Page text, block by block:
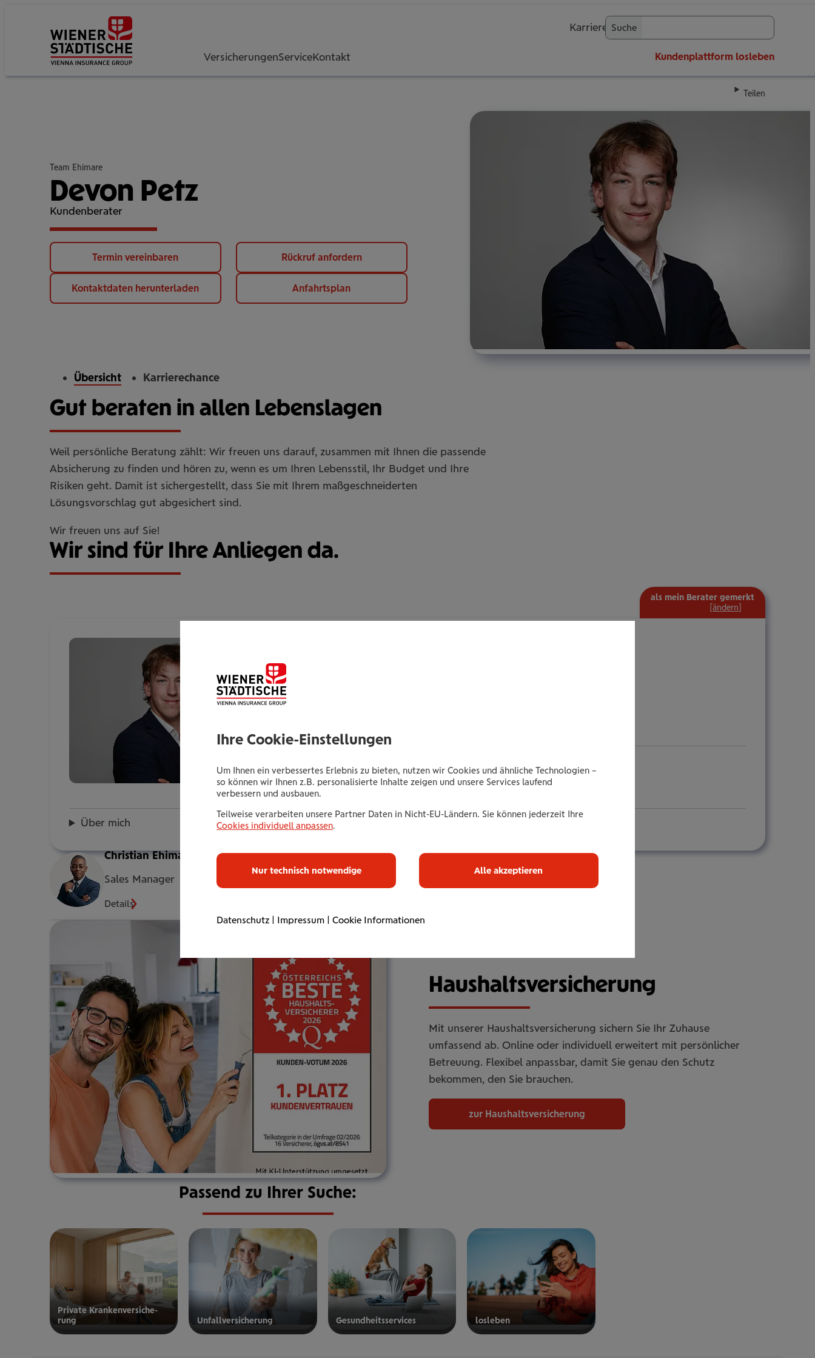
VersicherungenServiceKontakt
Karriere Suche
Kundenplattform losleben
Teilen
Team Ehimare
Devon Petz
Kundenberater
Termin vereinbaren Rückruf anfordern
Kontaktdaten herunterladen Anfahrtsplan
Übersicht Karrierechance
Gut beraten in allen Lebenslagen
Weil persönliche Beratung zählt: Wir freuen uns darauf, zusammen mit Ihnen die passende
Absicherung zu finden und hören zu, wenn es um Ihren Lebensstil, Ihr Budget und Ihre
Risiken geht. Damit ist sichergestellt, dass Sie mit Ihrem maßgeschneiderten
Lösungsvorschlag gut abgesichert sind.
Wir freuen uns auf Sie!
Wir sind für Ihre Anliegen da.
Mobil:+436646013924033
E-Mail:
Über mich
als mein Berater gemerkt
[ändern
Christian Ehimare
Sales Manager
Details
Haus­halts­ver­si­che­rung
Mit unserer Haushaltsversicherung sichern Sie Ihr Zuhause
umfassend ab. Online oder individuell erweitert mit persönlicher
Betreuung. Flexibel anpassbar, damit Sie genau den Schutz
bekommen, den Sie brauchen.
zur Haushaltsversicherung
Passend zu Ihrer Suche:
Private Kran­ken­­­ver­si­che­
rung
zur privaten
Unfall­ver­si­che­rung Gesund­heits­ser­vices los­le­ben
Ihre Cookie-Einstellungen
Um Ihnen ein verbessertes Erlebnis zu bieten, nutzen wir Cookies und ähnliche Technologien –
so können wir Ihnen z.B. personalisierte Inhalte zeigen und unsere Services laufend
verbessern und ausbauen.
Teilweise verarbeiten unsere Partner Daten in Nicht-EU-Ländern. Sie können jederzeit Ihre
Cookies individuell anpassen.
Nur technisch notwendige Alle akzeptieren
Datenschutz | Impressum | Cookie Informationen